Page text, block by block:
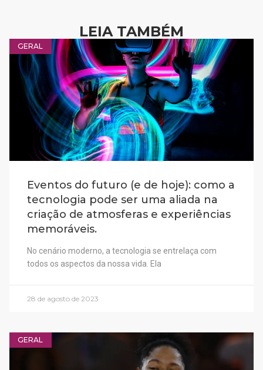
LEIA TAMBÉM
GERAL
Eventos do futuro (e de hoje): como a
tecnologia pode ser uma aliada na
criação de atmosferas e experiências
memoráveis.
No cenário moderno, a tecnologia se entrelaça com
todos os aspectos da nossa vida. Ela
28 de agosto de 2023
GERAL